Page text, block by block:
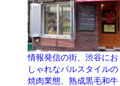
情報発信の街、渋谷にお
しゃれなバルスタイルの
焼肉業態、熟成黒毛和牛